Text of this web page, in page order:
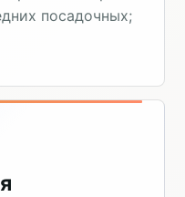
посадочных;